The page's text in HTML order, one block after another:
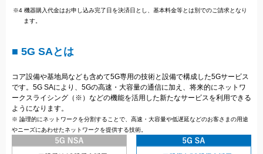
※4 機器購入代金はお申し込み完了日を決済日とし、基本料金等とは別でのご請求となり
ます。
■ 5G SAとは
コア設備や基地局なども含めて5G専用の技術と設備で構成した5Gサービス
です。5G SAにより、5Gの高速・大容量の通信に加え、将来的にネットワ
ークスライシング（※）などの機能を活用した新たなサービスを利用できる
ようになります。
※ 論理的にネットワークを分割することで、高速・大容量や低遅延などのお客さまの用途
やニーズにあわせたネットワークを提供する技術。